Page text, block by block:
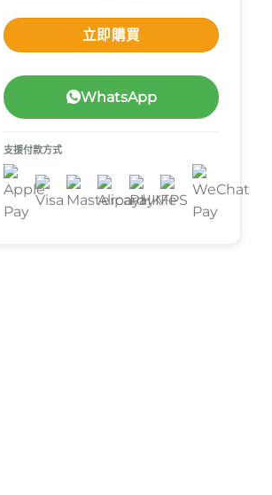
立即購買
WhatsApp
支援付款方式